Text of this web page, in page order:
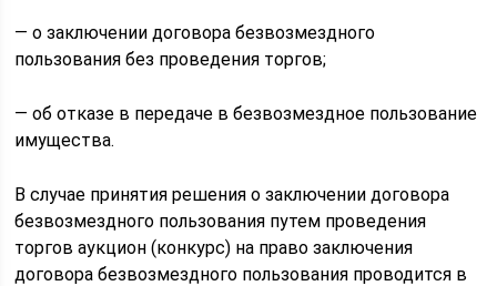
— о заключении договора безвозмездного
пользования без проведения торгов;
— об отказе в передаче в безвозмездное пользование
имущества.
В случае принятия решения о заключении договора
безвозмездного пользования путем проведения
торгов аукцион (конкурс) на право заключения
договора безвозмездного пользования проводится в